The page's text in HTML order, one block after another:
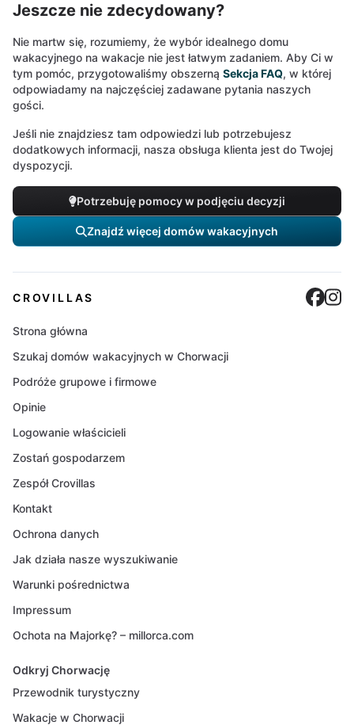
Jeszcze nie zdecydowany?
Nie martw się, rozumiemy, że wybór idealnego domu
wakacyjnego na wakacje nie jest łatwym zadaniem. Aby Ci w
tym pomóc, przygotowaliśmy obszerną Sekcja FAQ, w której
odpowiadamy na najczęściej zadawane pytania naszych
gości.
Jeśli nie znajdziesz tam odpowiedzi lub potrzebujesz
dodatkowych informacji, nasza obsługa klienta jest do Twojej
dyspozycji.
Potrzebuję pomocy w podjęciu decyzji
Znajdź więcej domów wakacyjnych
CROVILLAS
Strona główna
Szukaj domów wakacyjnych w Chorwacji
Podróże grupowe i firmowe
Opinie
Logowanie właścicieli
Zostań gospodarzem
Zespół Crovillas
Kontakt
Ochrona danych
Jak działa nasze wyszukiwanie
Warunki pośrednictwa
Impressum
Ochota na Majorkę? – millorca.com
Odkryj Chorwację
Przewodnik turystyczny
Wakacje w Chorwacji